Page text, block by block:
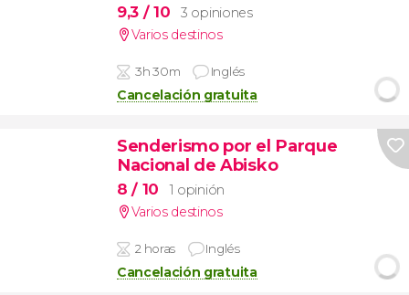
9,3 / 10
3 opiniones
Varios destinos
3h 30m Inglés
Cancelación gratuita
Senderismo por el Parque
Nacional de Abisko
8/ 10
1 opinión
Varios destinos
2 horas Inglés
Cancelación gratuita